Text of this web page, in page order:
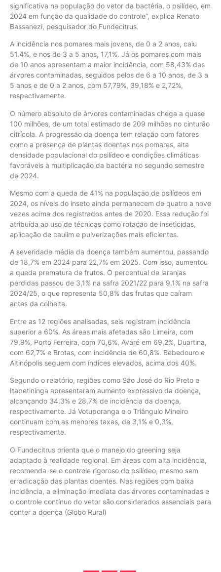
significativa na população do vetor da bactéria, o psilídeo, em
2024 em função da qualidade do controle”, explica Renato
Bassanezi, pesquisador do Fundecitrus.
A incidência nos pomares mais jovens, de 0 a 2 anos, caiu
51,4%, e nos de 3 a 5 anos, 17,1%. Já os pomares com mais
de 10 anos apresentam a maior incidência, com 58,43% das
árvores contaminadas, seguidos pelos de 6 a 10 anos, de 3 a
5 anos e de 0 a 2 anos, com 57,79%, 39,18% e 2,72%,
respectivamente.
O número absoluto de árvores contaminadas chega a quase
100 milhões, de um total estimado de 209 milhões no cinturão
citrícola. A progressão da doença tem relação com fatores
como a presença de plantas doentes nos pomares, alta
densidade populacional do psilídeo e condições climáticas
favoráveis à multiplicação da bactéria no segundo semestre
de 2024.
Mesmo com a queda de 41% na população de psilídeos em
2024, os níveis do inseto ainda permanecem de quatro a nove
vezes acima dos registrados antes de 2020. Essa redução foi
atribuída ao uso de técnicas como rotação de inseticidas,
aplicação de caulim e pulverizações mais eficientes.
A severidade média da doença também aumentou, passando
de 18,7% em 2024 para 22,7% em 2025. Com isso, aumentou
a queda prematura de frutos. O percentual de laranjas
perdidas passou de 3,1% na safra 2021/22 para 9,1% na safra
2024/25, o que representa 50,8% das frutas que caíram
antes da colheita.
Entre as 12 regiões analisadas, seis registram incidência
superior a 60%. As áreas mais afetadas são Limeira, com
79,9%, Porto Ferreira, com 70,6%, Avaré em 69,2%, Duartina,
com 62,7% e Brotas, com incidência de 60,8%. Bebedouro e
Altinópolis seguem com índices elevados, acima dos 40%.
Segundo o relatório, regiões como São José do Rio Preto e
Itapetininga apresentaram aumento expressivo da doença,
alcançando 34,3% e 28,7% de incidência da doença,
respectivamente. Já Votuporanga e o Triângulo Mineiro
continuam com as menores taxas, de 3,1% e 0,3%,
respectivamente.
O Fundecitrus orienta que o manejo do greening seja
adaptado à realidade regional. Em áreas com alta incidência,
recomenda-se o controle rigoroso do psilídeo, mesmo sem
erradicação das plantas doentes. Nas regiões com baixa
incidência, a eliminação imediata das árvores contaminadas e
o controle contínuo do vetor são considerados essenciais para
conter a doença (Globo Rural)